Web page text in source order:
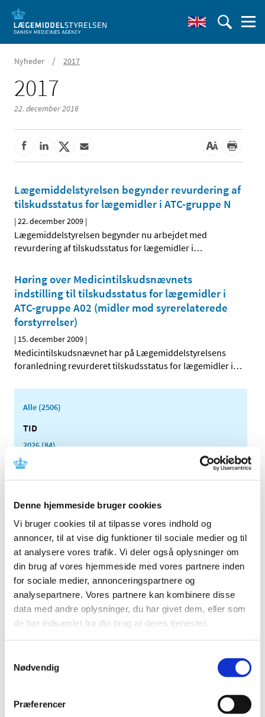
Denne hjemmeside bruger cookies
Vi bruger cookies til at tilpasse vores indhold og
annoncer, til at vise dig funktioner til sociale medier og til
at analysere vores trafik. Vi deler også oplysninger om
din brug af vores hjemmeside med vores partnere inden
for sociale medier, annonceringspartnere og
analysepartnere. Vores partnere kan kombinere disse
data med andre oplysninger, du har givet dem, eller som
de har indsamlet fra din brug af deres tjenester.
Nødvendig
Præferencer
Nyheder / 2017
2017
22. december 2016
Lægemiddelstyrelsen begynder revurdering af
tilskudsstatus for lægemidler i ATC-gruppe N
|22. december 2009 |
Lægemiddelstyrelsen begynder nu arbejdet med
revurdering af tilskudsstatus for lægemidler i…
Høring over Medicintilskudsnævnets
indstilling til tilskudsstatus for lægemidler i
ATC-gruppe A02 (midler mod syrerelaterede
forstyrrelser)
| 15. december 2009 |
Medicintilskudsnævnet har på Lægemiddelstyrelsens
foranledning revurderet tilskudsstatus for lægemidler i…
Alle (2506)
TID
2026 (84)
2025 (158)
2024 (224)
2022 (197)
2021 (516)
2020 (263)
2019 (159)
2018 (150)
2017 (167)
2016 (167)
2015 (33)
2014 (44)
2010 (7)